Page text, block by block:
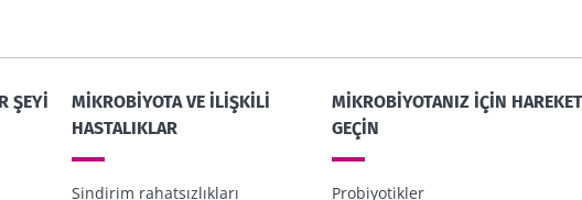
seminal-
mikrobiyotanın
okuyun
Depresyon: gazlı
içecekler bağırsak
florasını ve ruh halini
Makaleyi okuyun
Mikrobiyota
beyin
bir rol
Makaleyi
ŞEYI
MIKROBIYOTA VE ILIŞKILI
HASTALIKLAR
Sindirim rahatsızlıkları
MIKROBIYOTANIZ IÇIN
GEÇIN
Probiyotikler